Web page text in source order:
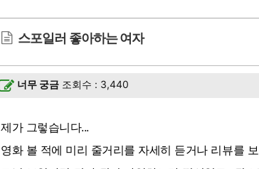
스포일러 좋아하는 여자
너무 궁금 조회수 : 3,440
제가 그렇습니다...
영화 볼 적에 미리 줄거리를 자세히 듣거나 리뷰를